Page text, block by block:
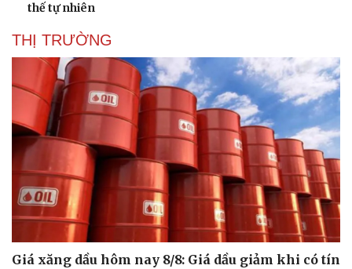
thế tự nhiên
THỊ TRƯỜNG
Giá xăng dầu hôm nay 8/8: Giá dầu giảm khi có tín